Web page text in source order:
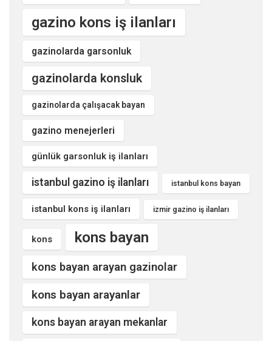
gazino kons iş ilanları
gazinolarda garsonluk
gazinolarda konsluk
gazinolarda çalışacak bayan
gazino menejerleri
günlük garsonluk iş ilanları
istanbul gazino iş ilanları istanbul kons bayan
istanbul kons iş ilanları izmir gazino iş ilanları
kons kons bayan
kons bayan arayan gazinolar
kons bayan arayanlar
kons bayan arayan mekanlar